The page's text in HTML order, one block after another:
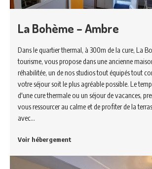
La Bohème – Ambre
Dans le quartier thermal, à 300m de la cure, La
tourisme, vous propose dans une ancienne
réhabilitée, un de nos studios tout équipés tout
votre séjour soit le plus agréable possible. Le
d'une cure thermale ou un séjour de vacances,
vous ressourcer au calme et de profiter de la
avec…
Voir hébergement